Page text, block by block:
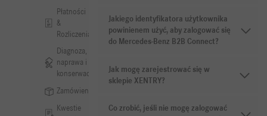
Płatności
&
Rozliczenia
Diagnoza,
naprawa i
konserwacja
Zamówienia
Kwestie
Jakiego identyfikatora użytkownika
powinienem użyć, aby zalogować się
do Mercedes-Benz B2B Connect?
Jak mogę zarejestrować się w
sklepie XENTRY?
Co zrobić, jeśli nie mogę zalogować